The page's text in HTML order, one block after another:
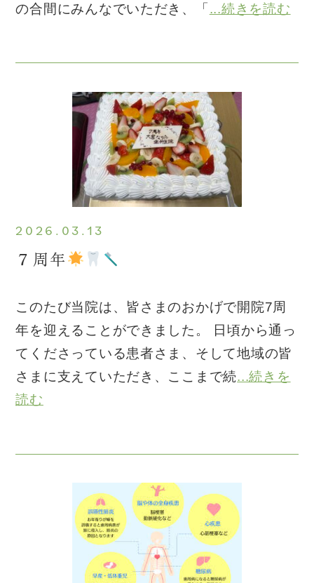
の合間にみんなでいただき、「...続きを読む
2026.03.13
７周年
このたび当院は、皆さまのおかげで開院7周
年を迎えることができました。 日頃から通っ
てくださっている患者さま、そして地域の皆
さまに支えていただき、ここまで続...続きを
読む